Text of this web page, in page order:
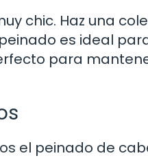
chic. Haz una
es ideal
para
el peinado de